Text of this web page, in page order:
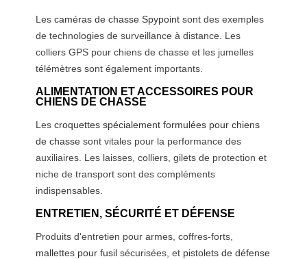
Lescaméras de chasse Spypoint sont des exemples
de technologies de surveillance à distance. Les
colliers GPS pour chiens de chasse et les jumelles
télémètres sont également importants.
ALIMENTATION ET ACCESSOIRES POUR
CHIENS DE CHASSE
Lescroquettes spécialement formulées pour chiens
de chasse sont vitales pour la performance des
auxiliaires. Les laisses, colliers, gilets de protection et
niche de transport sont des compléments
indispensables.
ENTRETIEN, SÉCURITÉ ET DÉFENSE
Produits d'entretien pour armes, coffres-forts,
mallettes pour fusil sécurisées, et pistolets de défense